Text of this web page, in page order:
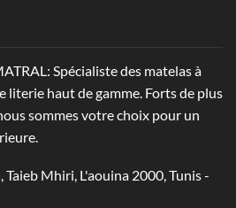
Spécialiste des matelas à
literie haut de gamme. Forts de plus
sommes votre choix pour un
Taieb Mhiri, L'aouina 2000, Tunis -